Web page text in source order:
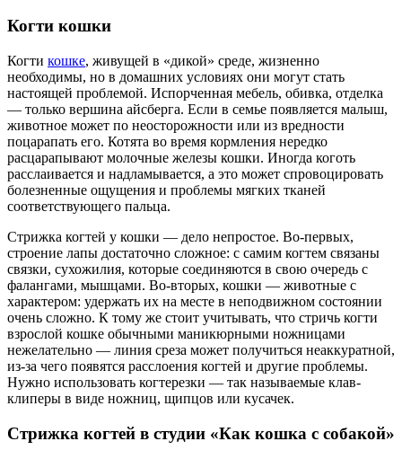
Когти кошки
Когти кошке, живущей в «дикой» среде, жизненно
необходимы, но в домашних условиях они могут стать
настоящей проблемой. Испорченная мебель, обивка, отделка
— только вершина айсберга. Если в семье появляется малыш,
животное может по неосторожности или из вредности
поцарапать его. Котята во время кормления нередко
расцарапывают молочные железы кошки. Иногда коготь
расслаивается и надламывается, а это может спровоцировать
болезненные ощущения и проблемы мягких тканей
соответствующего пальца.
Стрижка когтей у кошки — дело непростое. Во-первых,
строение лапы достаточно сложное: с самим когтем связаны
связки, сухожилия, которые соединяются в свою очередь с
фалангами, мышцами. Во-вторых, кошки — животные с
характером: удержать их на месте в неподвижном состоянии
очень сложно. К тому же стоит учитывать, что стричь когти
взрослой кошке обычными маникюрными ножницами
нежелательно — линия среза может получиться неаккуратной,
из-за чего появятся расслоения когтей и другие проблемы.
Нужно использовать когтерезки — так называемые клав-
клиперы в виде ножниц, щипцов или кусачек.
Стрижка когтей в студии «Как кошка с собакой»